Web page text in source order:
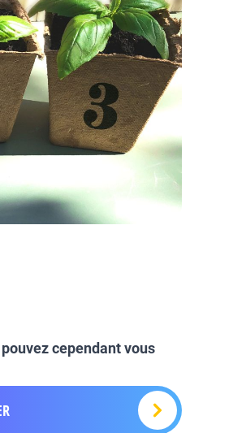
cependant vous